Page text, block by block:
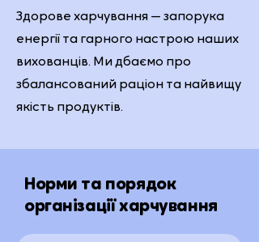
Здорове харчування — запорука
енергії та гарного настрою наших
вихованців. Ми дбаємо про
збалансований раціон та найвищу
якість продуктів.
Норми та порядок
організації харчування